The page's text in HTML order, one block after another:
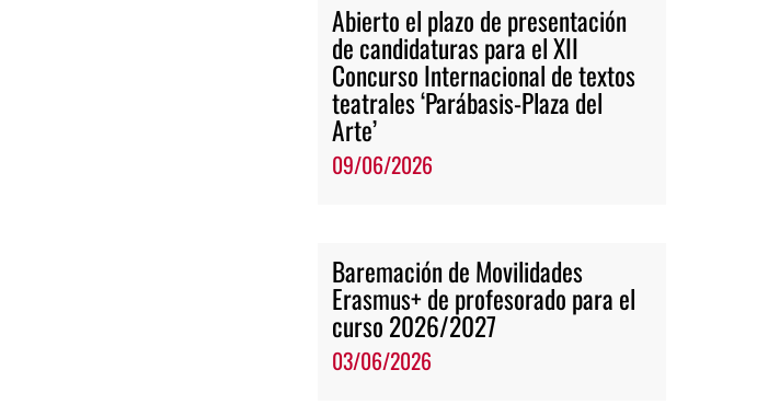
Abierto el plazo de presentación
de candidaturas para el XII
Concurso Internacional de textos
teatrales ‘Parábasis-Plaza del
Arte’
09/06/2026
Baremación de Movilidades
Erasmus+ de profesorado para el
curso 2026/2027
03/06/2026